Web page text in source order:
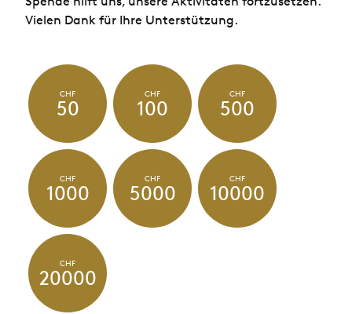
Vielen Dank für Ihre Unterstützung.
CHF
50
CHF
100
CHF
500
CHF
1000
CHF
5000
CHF
10000
CHF
20000